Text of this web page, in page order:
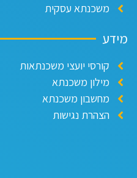
משכנתא עסקית
קורסי יועצי משכנתאות
מילון משכנתא
מחשבון משכנתא
הצהרת נגישות